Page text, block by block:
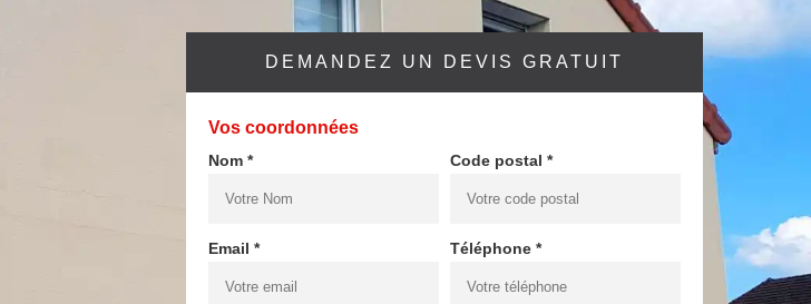
DEMANDEZ UN DEVIS GRATUIT
Vos coordonnées
Nom * Code postal *
Email * Téléphone *